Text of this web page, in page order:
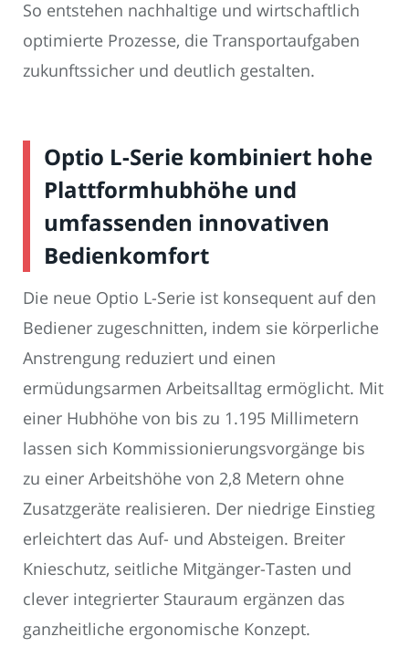
So entstehen nachhaltige und wirtschaftlich
optimierte Prozesse, die Transportaufgaben
zukunftssicher und deutlich gestalten.
Optio L-Serie kombiniert hohe
Plattformhubhöhe und
umfassenden innovativen
Bedienkomfort
Die neue Optio L-Serie ist konsequent auf den
Bediener zugeschnitten, indem sie körperliche
Anstrengung reduziert und einen
ermüdungsarmen Arbeitsalltag ermöglicht. Mit
einer Hubhöhe von bis zu 1.195 Millimetern
lassen sich Kommissionierungsvorgänge bis
zu einer Arbeitshöhe von 2,8 Metern ohne
Zusatzgeräte realisieren. Der niedrige Einstieg
erleichtert das Auf- und Absteigen. Breiter
Knieschutz, seitliche Mitgänger-Tasten und
clever integrierter Stauraum ergänzen das
ganzheitliche ergonomische Konzept.